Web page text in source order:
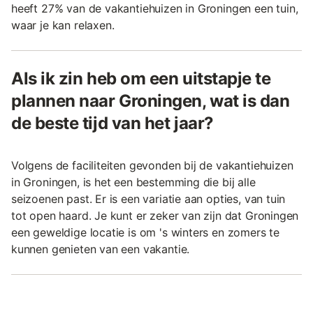
heeft 27% van de vakantiehuizen in Groningen een tuin,
waar je kan relaxen.
Als ik zin heb om een uitstapje te
plannen naar Groningen, wat is dan
de beste tijd van het jaar?
Volgens de faciliteiten gevonden bij de vakantiehuizen
in Groningen, is het een bestemming die bij alle
seizoenen past. Er is een variatie aan opties, van tuin
tot open haard. Je kunt er zeker van zijn dat Groningen
een geweldige locatie is om 's winters en zomers te
kunnen genieten van een vakantie.